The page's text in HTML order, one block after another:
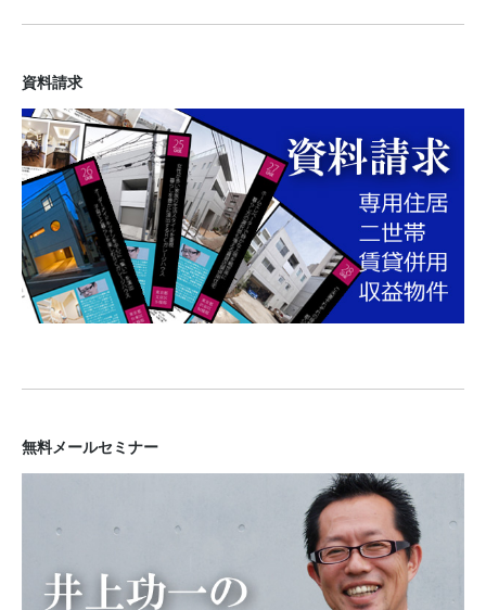
資料請求
無料メールセミナー